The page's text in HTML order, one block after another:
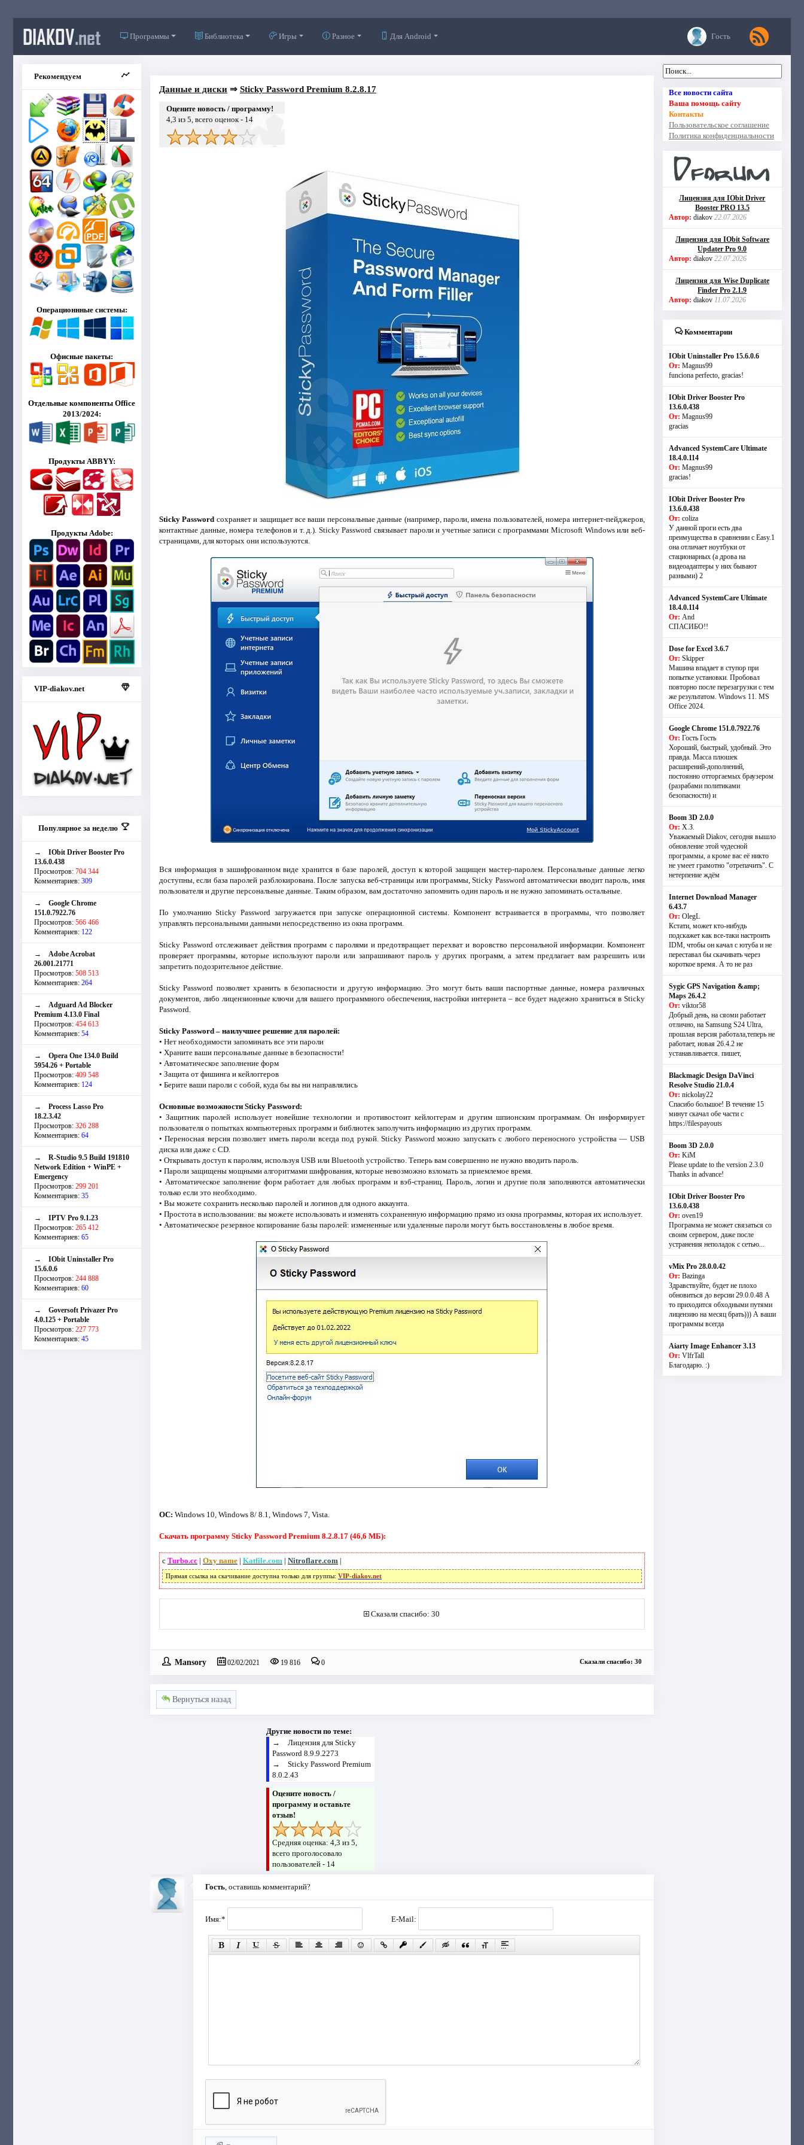
DIAKOV.net Программы Библиотека Игры Разное Для Android Гость
Рекомендуем
Операционнные системы:
Офисные пакеты:
Отдельные компоненты Office
2013/2024:
Продукты ABBYY:
Продукты Adobe:
VIP-diakov.net
Популярное за неделю
→ IObit Driver Booster Pro
13.6.0.438
Просмотров: 704 344
Комментариев: 309
→ Google Chrome
151.0.7922.76
Просмотров: 566 466
Комментариев: 122
→ Adobe Acrobat
26.001.21771
Просмотров: 508 513
Комментариев: 264
→ Adguard Ad Blocker
Premium 4.13.0 Final
Просмотров: 454 613
Комментариев: 54
→ Opera One 134.0 Build
5954.26 + Portable
Просмотров: 409 548
Комментариев: 124
→ Process Lasso Pro
18.2.3.42
Просмотров: 326 288
Комментариев: 64
→ R-Studio 9.5 Build 191810
Network Edition + WinPE +
Emergency
Просмотров: 299 201
Комментариев: 35
→ IPTV Pro 9.1.23
Просмотров: 265 412
Комментариев: 65
→ IObit Uninstaller Pro
15.6.0.6
Просмотров: 244 888
Комментариев: 60
→ Goversoft Privazer Pro
4.0.125 + Portable
Просмотров: 227 773
Комментариев: 45
Данные и диски⇒ Sticky Password Premium 8.2.8.17
Оцените новость / программу!
4,3 из 5, всего оценок - 14
Sticky Password сохраняет и защищает все ваши персональные данные (например, пароли, имена пользователей, номера интернет-пейджеров,
контактные данные, номера телефонов и т. д.). Sticky Password связывает пароли и учетные записи с программами Microsoft Windows или веб-
страницами, для которых они используются.
Вся информация в зашифрованном виде хранится в базе паролей, доступ к которой защищен мастер-паролем. Персональные данные легко
доступны, если база паролей разблокирована. После запуска веб-страницы или программы, Sticky Password автоматически вводит пароль, имя
пользователя и другие персональные данные. Таким образом, вам достаточно запомнить один пароль и не нужно запоминать остальные.
По умолчанию Sticky Password загружается при запуске операционной системы. Компонент встраивается в программы, что позволяет
управлять персональными данными непосредственно из окна программ.
Sticky Password отслеживает действия программ с паролями и предотвращает перехват и воровство персональной информации. Компонент
проверяет программы, которые используют пароли или запрашивают пароль у других программ, а затем предлагает вам разрешить или
запретить подозрительное действие.
Sticky Password позволяет хранить в безопасности и другую информацию. Это могут быть ваши паспортные данные, номера различных
документов, либо лицензионные ключи для вашего программного обеспечения, настройки интернета – все будет надежно храниться в Sticky
Password.
Sticky Password – наилучшее решение для паролей:
• Нет необходимости запоминать все эти пароли
• Храните ваши персональные данные в безопасности!
• Автоматическое заполнение форм
• Защита от фишинга и кейлоггеров
• Берите ваши пароли с собой, куда бы вы ни направлялись
Основные возможности Sticky Password:
• Защитник паролей использует новейшие технологии и противостоит кейлоггерам и другим шпионским программам. Он информирует
пользователя о попытках компьютерных программ и библиотек заполучить информацию из других программ.
• Переносная версия позволяет иметь пароли всегда под рукой. Sticky Password можно запускать с любого переносного устройства — USB
диска или даже с CD.
• Открывать доступ к паролям, используя USB или Bluetooth устройство. Теперь вам совершенно не нужно вводить пароль.
• Пароли защищены мощными алгоритмами шифрования, которые невозможно взломать за приемлемое время.
• Автоматическое заполнение форм работает для любых программ и вэб-страниц. Пароль, логин и другие поля заполняются автоматически
только если это необходимо.
• Вы можете сохранить несколько паролей и логинов для одного аккаунта.
• Простота в использовании: вы можете использовать и изменять сохраненную информацию прямо из окна программы, которая их использует.
• Автоматическое резервное копирование базы паролей: измененные или удаленные пароли могут быть восстановлены в любое время.
ОС: Windows 10, Windows 8/ 8.1, Windows 7, Vista.
Скачать программу Sticky Password Premium 8.2.8.17 (46,6 МБ):
с Turbo.cc| Oxy name| Katfile.com | Nitroflare.com |
Прямая ссылка на скачивание доступна только для группы: VIP-diakov.net
Сказали спасибо: 30
Mansory 02/02/2021 19 816 0 Сказали спасибо: 30
Вернуться назад
Другие новости по теме:
→Лицензия для Sticky
Password 8.9.9.2273
→Sticky Password Premium
8.0.2.43
Оцените новость /
программу и оставьте
отзыв!
Средняя оценка:4,3 из 5,
всего проголосовало
пользователей - 14
Гость, оставишь комментарий?
Имя:* E-Mail:
Все новости сайта
Ваша помощь сайту
Контакты
Пользовательское соглашение
Политика конфиденциальности
Лицензия для IObit Driver
Booster PRO 13.5
Автор: diakov 22.07.2026
Лицензия для IObit Software
Updater Pro 9.0
Автор: diakov 22.07.2026
Лицензия для Wise Duplicate
Finder Pro 2.1.9
Автор: diakov 11.07.2026
Комментарии
IObit Uninstaller Pro 15.6.0.6
От: Magnus99
funciona perfecto, gracias!
IObit Driver Booster Pro
13.6.0.438
От: Magnus99
gracias
Advanced SystemCare Ultimate
18.4.0.114
От: Magnus99
gracias!
IObit Driver Booster Pro
13.6.0.438
От: coliza
У данной проги есть два
преимущества в сравнении с Easy.1
она отличает ноутбуки от
стационарных (а дрова на
видеоадаптеры у них бывают
разными) 2
Advanced SystemCare Ultimate
18.4.0.114
От: And
СПАСИБО!!
Dose for Excel 3.6.7
От: Skipper
Машина впадает в ступор при
попытке установки. Пробовал
повторно после перезагрузки с тем
же результатом. Windows 11. MS
Offiсe 2024.
Google Chrome 151.0.7922.76
От: Гость Гость
Хороший, быстрый, удобный. Это
правда. Масса плюшек
расширений-дополнений,
постоянно отторгаемых браузером
(разрабами политиками
безопасности) и
Boom 3D 2.0.0
От: Х.З.
Уважаемый Diakov, сегодня вышло
обновление этой чудесной
программы, а кроме вас её никто
не умеет грамотно "отрепачить". С
нетерпение ждём
Internet Download Manager
6.43.7
От: OlegL
Кстати, может кто-нибудь
подскажет как все-таки настроить
IDM, чтобы он качал с ютуба и не
переставал бы скачивать через
короткое время. А то не раз
Sygic GPS Navigation &amp;
Maps 26.4.2
От: viktor58
Добрый день, на сяоми работает
отлично, на Samsung S24 Ultra,
прошлая версия работала,теперь не
работает, новая 26.4.2 не
устанавливается. пишет,
Blackmagic Design DaVinci
Resolve Studio 21.0.4
От: nickolay22
Спасибо большое! В течение 15
минут скачал обе части с
https://filespayouts
Boom 3D 2.0.0
От: KiM
Please update to the version 2.3.0
Thanks in advance!
IObit Driver Booster Pro
13.6.0.438
От: oven19
Программа не может связаться со
своим сервером, даже после
устранения неполадок с сетью...
vMix Pro 28.0.0.42
От: Bazinga
Здравствуйте, будет не плохо
обновиться до версии 29.0.0.48 А
то приходится обходными путями
лицензию на месяц брать))) А ваши
программы всегда
Aiarty Image Enhancer 3.13
От: VlfrTall
Благодарю. :)